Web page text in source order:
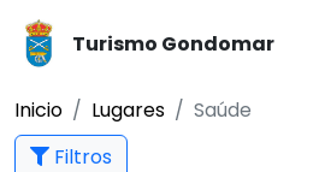
Turismo Gondomar
Inicio Lugares
Saúde
Filtros